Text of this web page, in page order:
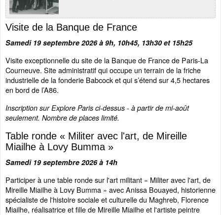
Visite de la Banque de France
Samedi 19 septembre 2026 à 9h, 10h45, 13h30 et 15h25
Visite exceptionnelle du site de la Banque de France de Paris-La
Courneuve. Site administratif qui occupe un terrain de la friche
industrielle de la fonderie Babcock et qui s’étend sur 4,5 hectares
en bord de l’A86.
Inscription sur Explore Paris ci-dessus - à partir de mi-août
seulement. Nombre de places limité.
Table ronde « Militer avec l'art, de Mireille
Miailhe à Lovy Bumma »
Samedi 19 septembre 2026 à 14h
Participer à une table ronde sur l'art militant « Militer avec l'art, de
Mireille Miailhe à Lovy Bumma » avec Anissa Bouayed, historienne
spécialiste de l'histoire sociale et culturelle du Maghreb, Florence
Miailhe, réalisatrice et fille de Mireille Miailhe et l'artiste peintre